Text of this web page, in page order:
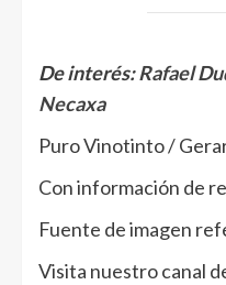
De interés:Rafael
Necaxa
Puro Vinotinto /
Con información de
Fuente de imagen
Visita nuestro canal